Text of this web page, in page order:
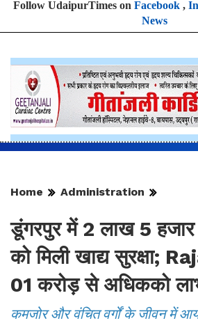
Follow UdaipurTimes on Facebook,
News
Home Administration
डूंगरपुर में 2 लाख 5 हजार
को मिली खाद्य सुरक्षा;
01 करोड़ से अधिकको
कमजोर और वंचित वर्गों के जीवन में